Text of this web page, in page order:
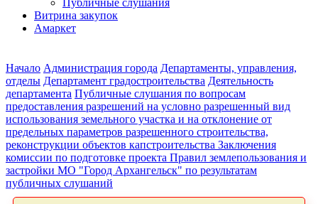
Публичные слушания
Витрина закупок
Амаркет
Начало Администрация города Департаменты, управления,
отделы Департамент градостроительства Деятельность
департамента Публичные слушания по вопросам
предоставления разрешений на условно разрешенный вид
использования земельного участка и на отклонение от
предельных параметров разрешенного строительства,
реконструкции объектов капстроительства Заключения
комиссии по подготовке проекта Правил землепользования и
застройки МО "Город Архангельск" по результатам
публичных слушаний